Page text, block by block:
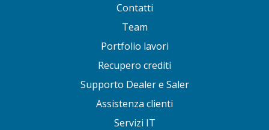
Contatti
Team
Portfolio lavori
Recupero crediti
Supporto Dealer e Saler
Assistenza clienti
Servizi IT